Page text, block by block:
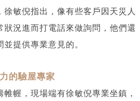
徐敏倪指出，像有些客戶因天災人
狀況進而打電話來做詢問，他們還
提供專業意見的。
的驗屋專家
幄，現場端有徐敏倪專業坐鎮，